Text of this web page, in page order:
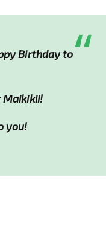
Birthday to
Maikikii!
you!